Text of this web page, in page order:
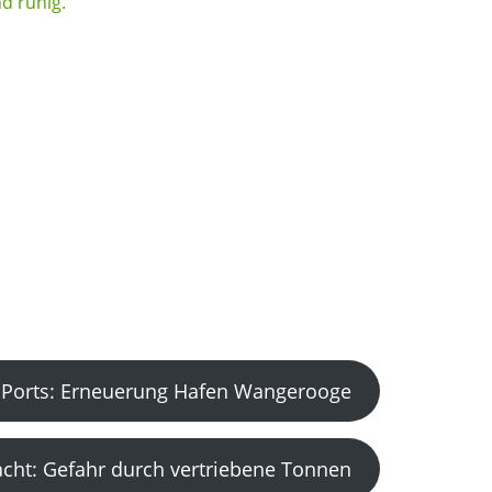
Erneuerung Hafen Wangerooge
Gefahr durch vertriebene Tonnen